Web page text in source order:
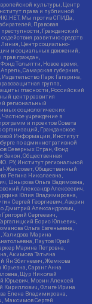
культуры, Центр
права и публичной
Мы против СПИДа,
Правовая
Гражданский
развитию средств
Центр социально-
и социальных движений,
граждан,
Тольятти, Новое время,
Самарская губерния,
Парк Гагарина,
группа,
гласности, Российский
центр развития
региональный
социологических
учреждение в
и проектов Совета
Гражданское
Информации, Институт
по административной
Северных Стран, Фонд
Закон, Общественная
РУ, Институт региональной
Женсовет, Общественный
Регина Николаевна,
Шнырова Ольга Вадимовна,
Александр Алексеевич,
Юлия Владимировна,
Сергей Георгиевич, Аверин
Дмитрий Александрович,
Сергеевич,
Борис Юльевич,
Ольга Евгеньевна,
Халидова Марина
Паутов Юрий
Марина Петровна,
Акимова Татьяна
Ян Збигневич, Жемкова
Саранг Анна
Щур Николай
Юрьевич, Мосин Алексей
Кириллович, Флиге Ирина
Елена Владимировна,
Максимов Сергей